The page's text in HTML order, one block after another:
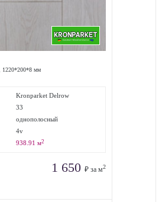
1220*200*8 мм
Kronparket Delrow
33
однополосный
4v
938.91 м2
1 650 ₽ за м2